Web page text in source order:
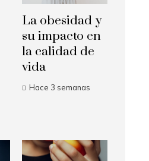
La obesidad y
su impacto en
la calidad de
vida
Hace 3 semanas